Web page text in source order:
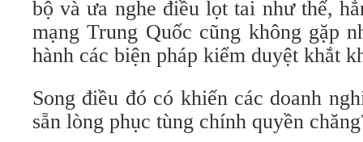
bộ và ưa nghe điều lọt tai như thế,
mạng Trung Quốc cũng không gặp
hành các biện pháp kiểm duyệt khắt
Song điều đó có khiến các doanh
sẵn lòng phục tùng chính quyền